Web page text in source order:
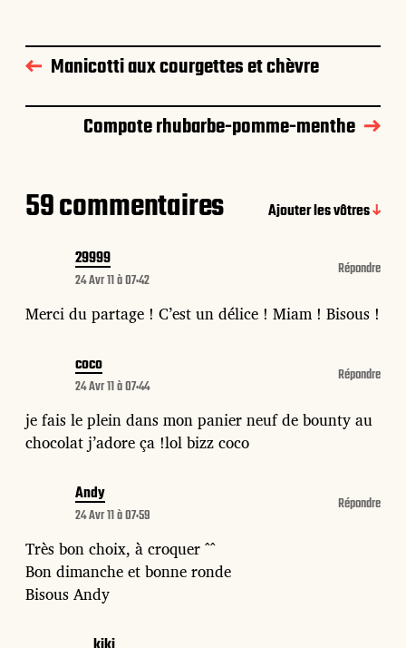
Manicotti aux courgettes et chèvre
Compote rhubarbe-pomme-menthe
59 commentaires
Ajouter les vôtres
29999
24 Avr 11 à 07:42
Merci du partage ! C’est un délice ! Miam ! Bisous !
Répondre
coco
24 Avr 11 à 07:44
je fais le plein dans mon panier neuf de bounty au
chocolat j’adore ça !lol bizz coco
Répondre
Andy
24 Avr 11 à 07:59
Très bon choix, à croquer ^^
Bon dimanche et bonne ronde
Bisous Andy
Répondre